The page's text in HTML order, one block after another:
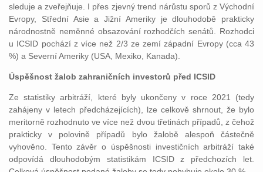
sleduje a zveřejňuje. I přes zjevný trend nárůstu sporů z Východní
Evropy, Střední Asie a Jižní Ameriky je dlouhodobě prakticky
národnostně neměnné obsazování rozhodčích senátů. Rozhodci
u ICSID pochází z více než 2/3 ze zemí západní Evropy (cca 43
%) a Severní Ameriky (USA, Mexiko, Kanada).
Úspěšnost žalob zahraničních investorů před ICSID
Ze statistiky arbitráží, které byly ukončeny v roce 2021 (tedy
zahájeny v letech předcházejících), lze celkově shrnout, že bylo
meritorně rozhodnuto ve více než dvou třetinách případů, z čehož
prakticky v polovině případů bylo žalobě alespoň částečně
vyhověno. Tento závěr o úspěšnosti investičních arbitráží také
odpovídá dlouhodobým statistikám ICSID z předchozích let.